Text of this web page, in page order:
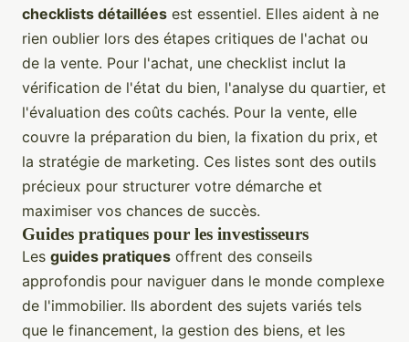
checklists détaillées est essentiel. Elles aident à ne
rien oublier lors des étapes critiques de l'achat ou
de la vente. Pour l'achat, une checklist inclut la
vérification de l'état du bien, l'analyse du quartier, et
l'évaluation des coûts cachés. Pour la vente, elle
couvre la préparation du bien, la fixation du prix, et
la stratégie de marketing. Ces listes sont des outils
précieux pour structurer votre démarche et
maximiser vos chances de succès.
Guides pratiques pour les investisseurs
Les guides pratiques offrent des conseils
approfondis pour naviguer dans le monde complexe
de l'immobilier. Ils abordent des sujets variés tels
que le financement, la gestion des biens, et les